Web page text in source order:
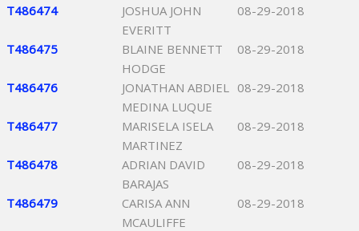
T486474
JOSHUA JOHN
EVERITT
08-29-2018
T486475
BLAINE BENNETT
HODGE
08-29-2018
T486476
JONATHAN ABDIEL
MEDINA LUQUE
08-29-2018
T486477
MARISELA ISELA
MARTINEZ
08-29-2018
T486478
ADRIAN DAVID
BARAJAS
08-29-2018
T486479
CARISA ANN
MCAULIFFE
08-29-2018